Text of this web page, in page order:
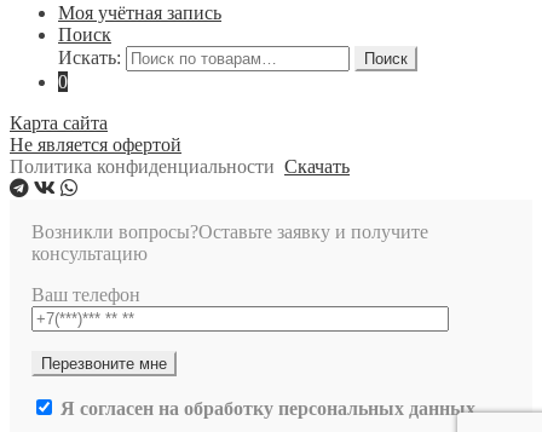
Моя учётная запись
Поиск
Искать:
Поиск
0
Карта сайта
Не является офертой
Политика конфиденциальности Скачать
Возникли вопросы?Оставьте заявку и получите
консультацию
Ваш телефон
Я согласен на обработку персональных данных